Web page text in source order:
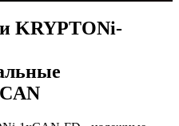
KRYPTONi-